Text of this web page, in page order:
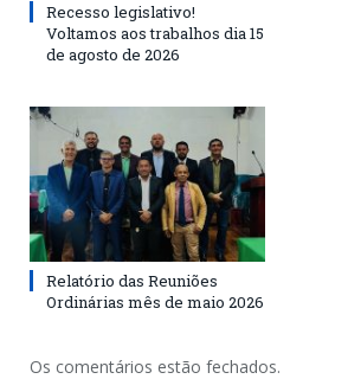
Recesso legislativo!
Voltamos aos trabalhos dia 15
de agosto de 2026
Relatório das Reuniões
Ordinárias mês de maio 2026
Os comentários estão fechados.